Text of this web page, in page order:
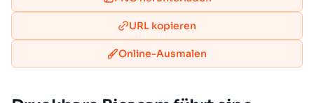
URL kopieren
Online-Ausmalen